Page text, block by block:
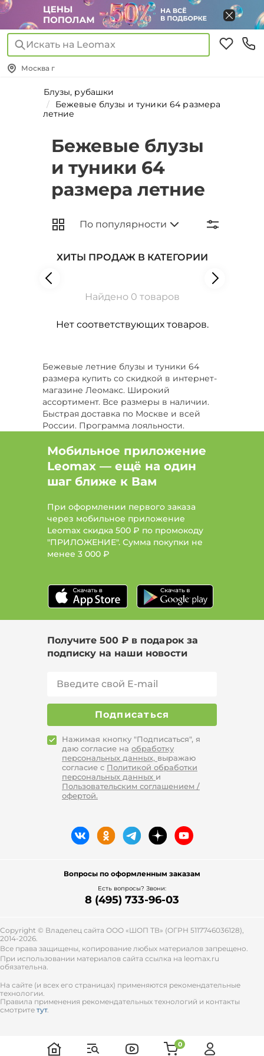
0
Искать на Leomax
Москва г
Блузы, рубашки
Бежевые блузы и туники 64 размера
летние
Бежевые блузы
и туники 64
размера летние
ХИТЫ ПРОДАЖ В КАТЕГОРИИ
Найдено 0 товаров
Нет соответствующих товаров.
Бежевые летние блузы и туники 64
размера купить со скидкой в интернет-
магазине Леомакс. Широкий
ассортимент. Все размеры в наличии.
Быстрая доставка по Москве и всей
России. Программа лояльности.
Мобильное приложение
Leomax — ещё на один
шаг ближе к Вам
При оформлении первого заказа
через мобильное приложение
Leomax скидка 500 ₽ по промокоду
"ПРИЛОЖЕНИЕ". Сумма покупки не
менее 3 000 ₽
Получите 500 ₽ в подарок за
подписку на наши новости
Подписаться
Нажимая кнопку "Подписаться", я
даю согласие на обработку
персональных данных, выражаю
согласие с Политикой обработки
персональных данных и
Пользовательским соглашением /
офертой.
Вопросы по оформленным заказам
Есть вопросы? Звони:
8 (495) 733-96-03
Copyright © Владелец сайта ООО «ШОП ТВ» (ОГРН 5117746036128),
2014-2026.
Все права защищены, копирование любых материалов запрещено.
При использовании материалов сайта ссылка на leomax.ru
обязательна.
На сайте (и всех его страницах) применяются рекомендательные
технологии.
Правила применения рекомендательных технологий и контакты
смотрите тут.